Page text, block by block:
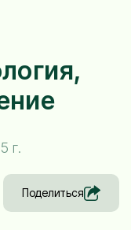
г.
Поделиться